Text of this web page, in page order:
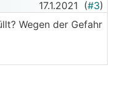
17.1.2021 (#3)
Wegen der Gefahr